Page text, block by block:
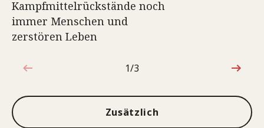
Kampfmittelrückstände noch
immer Menschen und
zerstören Leben
1von3
1/3
Zusätzlich